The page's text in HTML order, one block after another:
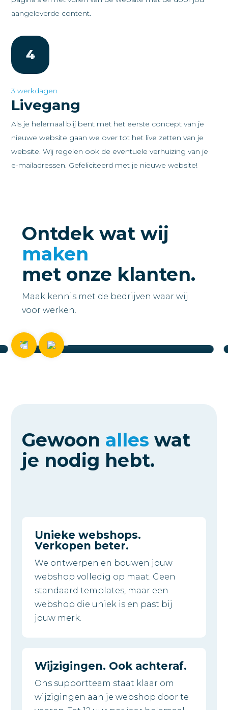
aangeleverde content.
4
3 werkdagen
Livegang
Als je helemaal blij bent met het eerste concept van je
nieuwe website gaan we over tot het live zetten van je
website. Wij regelen ook de eventuele verhuizing van je
e-mailadressen. Gefeliciteerd met je nieuwe website!
Ontdek wat wij
maken
met onze klanten.
Maak kennis met de bedrijven waar wij
voor werken.
TransitionHERO
Bekijken
Gewoon alles wat
je nodig hebt.
Unieke webshops.
Verkopen beter.
We ontwerpen en bouwen jouw
webshop volledig op maat. Geen
standaard templates, maar een
webshop die uniek is en past bij
jouw merk.
Wijzigingen. Ook achteraf.
Ons supportteam staat klaar om
wijzigingen aan je webshop door te